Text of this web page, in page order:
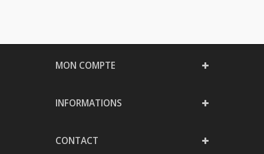
MON COMPTE
INFORMATIONS
CONTACT